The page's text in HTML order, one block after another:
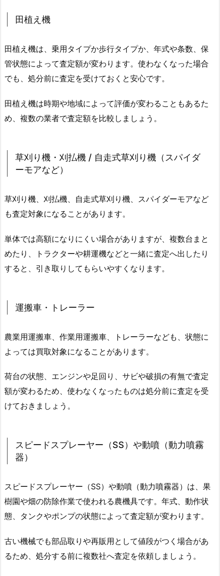
田植え機
田植え機は、乗用タイプか歩行タイプか、年式や条数、保
管状態によって査定額が変わります。使わなくなった場合
でも、処分前に査定を受けておくと安心です。
田植え機は時期や地域によって評価が変わることもあるた
め、複数の業者で査定額を比較しましょう。
草刈り機・刈払機 / 自走式草刈り機（スパイダ
ーモアなど）
草刈り機、刈払機、自走式草刈り機、スパイダーモアなど
も査定対象になることがあります。
単体では高額になりにくい場合がありますが、複数台まと
めたり、トラクターや耕運機などと一緒に査定へ出したり
すると、引き取りしてもらいやすくなります。
運搬車・トレーラー
農業用運搬車、作業用運搬車、トレーラーなども、状態に
よっては買取対象になることがあります。
荷台の状態、エンジンや足回り、サビや破損の有無で査定
額が変わるため、使わなくなったものは処分前に査定を受
けておきましょう。
スピードスプレーヤー（SS）や動噴（動力噴霧
器）
スピードスプレーヤー（SS）や動噴（動力噴霧器）は、果
樹園や畑の防除作業で使われる農機具です。年式、動作状
態、タンクやポンプの状態によって査定額が変わります。
古い機械でも部品取りや再販用として値段がつく場合があ
るため、処分する前に複数社へ査定を依頼しましょう。